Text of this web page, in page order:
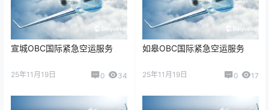
宣城OBC国际紧急空运服务
25年11月19日 0 34
如皋OBC国际紧急空运服务
25年11月19日 0 17